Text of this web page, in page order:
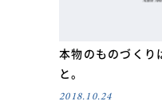
本物のものづくり
と。
2018.10.24